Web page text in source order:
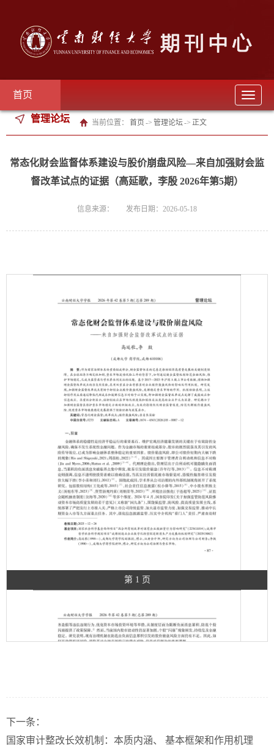
Toggle
首页
管理论坛 当前位置： 首页 -> 管理论坛-> 正文
常态化财会监督体系建设与股价崩盘风险—来自加强财会监
督改革试点的证据（高延歌，李殷 2026年第5期）
信息来源： 发布日期：2026-05-18
第 1 页
下一条：
国家审计整改长效机制：本质内涵、 基本框架和作用机理